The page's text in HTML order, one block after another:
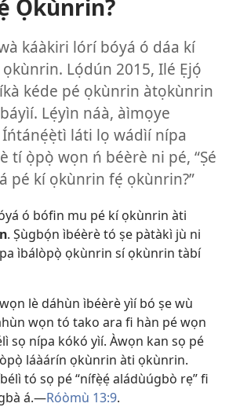
Ọkùnrin?
wà káàkiri lórí bóyá ó dáa kí
Lọ́dún 2015, Ilé Ẹjọ́
kéde pé ọkùnrin àtọkùnrin
Lẹ́yìn náà, àìmọye
láti lọ wádìí nípa
tí ọ̀pọ̀ wọn ń béèrè ni pé, “Ṣé
pé kí ọkùnrin fẹ́ ọkùnrin?”
ó bófin mu pé kí ọkùnrin àti
. Ṣùgbọ́n ìbéèrè tó ṣe pàtàkì jù ni
ìbálòpọ̀ ọkùnrin sí ọkùnrin tàbí
lè dáhùn ìbéèrè yìí bó ṣe wù
wọn tó tako ara fi hàn pé wọn
sọ nípa kókó yìí. Àwọn kan sọ pé
láàárín ọkùnrin àti ọkùnrin.
tó sọ pé “nífẹ̀ẹ́ aládùúgbò rẹ” fi
á.—Róòmù 13:9.